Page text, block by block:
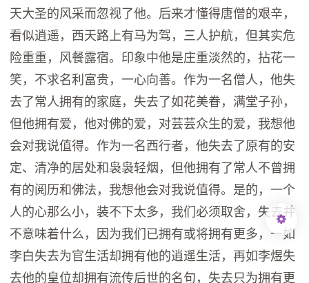
天大圣的风采而忽视了他。后来才懂得唐僧的艰辛，
看似逍遥，西天路上有马为驾，三人护航，但其实危
险重重，风餐露宿。印象中他是庄重淡然的，拈花一
笑，不求名利富贵，一心向善。作为一名僧人，他失
去了常人拥有的家庭，失去了如花美眷，满堂子孙，
但他拥有爱，他对佛的爱，对芸芸众生的爱，我想他
会对我说值得。作为一名西行者，他失去了原有的安
定、清净的居处和袅袅轻烟，但他拥有了常人不曾拥
有的阅历和佛法，我想他会对我说值得。是的，一个
人的心那么小，装不下太多，我们必须取舍，失去并
不意味着什么，因为我们已拥有或将拥有更多，一如
李白失去为官生活却拥有他的逍遥生活，再如李煜失
去他的皇位却拥有流传后世的名句，失去只为拥有更